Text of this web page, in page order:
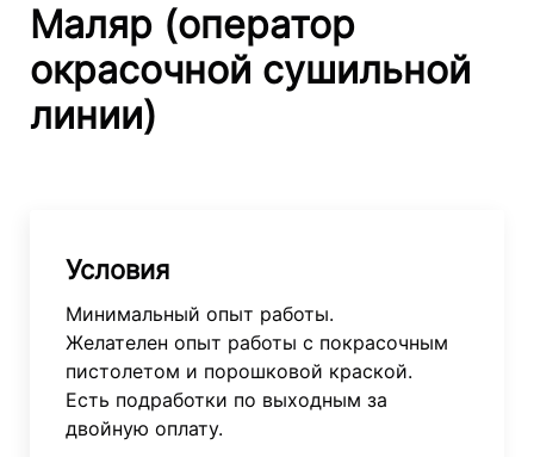
Маляр (оператор
окрасочной сушильной
линии)
Условия
Минимальный опыт работы.
Желателен опыт работы с покрасочным
пистолетом и порошковой краской.
Есть подработки по выходным за
двойную оплату.